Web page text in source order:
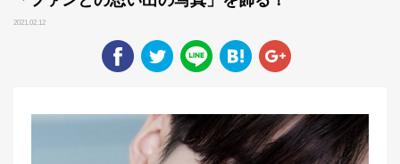
2021.02.12